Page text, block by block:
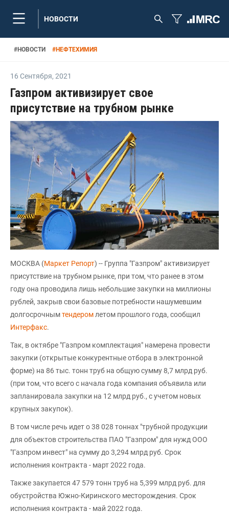
НОВОСТИ
#НОВОСТИ #НЕФТЕХИМИЯ
16 Сентября, 2021
Газпром активизирует свое
присутствие на трубном рынке
МОСКВА (Маркет Репорт) -- Группа "Газпром" активизирует
присутствие на трубном рынке, при том, что ранее в этом
году она проводила лишь небольшие закупки на миллионы
рублей, закрыв свои базовые потребности нашумевшим
долгосрочнымтендером летом прошлого года, сообщил
Интерфакс.
Так, в октябре "Газпром комплектация" намерена провести
закупки (открытые конкурентные отбора в электронной
форме) на 86 тыс. тонн труб на общую сумму 8,7 млрд руб.
(при том, что всего с начала года компания объявила или
запланировала закупки на 12 млрд руб., с учетом новых
крупных закупок).
В том числе речь идет о 38 028 тоннах "трубной продукции
для объектов строительства ПАО "Газпром" для нужд ООО
"Газпром инвест" на сумму до 3,294 млрд руб. Срок
исполнения контракта - март 2022 года.
Также закупается 47 579 тонн труб на 5,399 млрд руб. для
обустройства Южно-Киринского месторождения. Срок
исполнения контракта - май 2022 года.